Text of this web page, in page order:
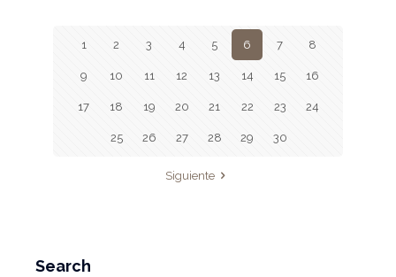
1 2 3 4 5 6 7 8
9 10 11 12 13 14 15 16
17 18 19 20 21 22 23 24
25 26 27 28 29 30
Siguiente
Search